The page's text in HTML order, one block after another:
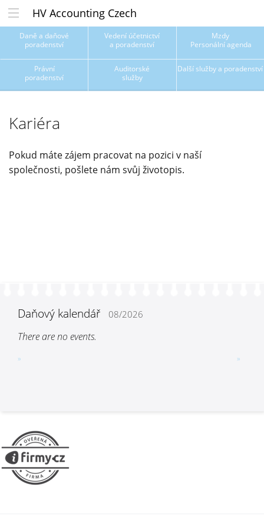
HV Accounting Czech
Daně a daňové
poradenství
Vedení účetnictví
a poradenství
Mzdy
Personální agenda
Právní
poradenství
Auditorské
služby
Další služby a poradenství
Kariéra
Pokud máte zájem pracovat na pozici v naší
společnosti, pošlete nám svůj životopis.
Daňový kalendář 08/2026
There are no events.
»
»